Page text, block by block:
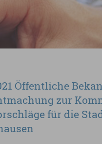
Öffentliche
zur
für die